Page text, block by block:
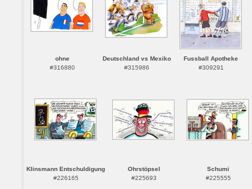
ohne
#316880
Deutschland vs Mexiko
#315986
Fussball Apotheke
#309291
Klinsmann Entschuldigung
#226165
Ohrstöpsel
#225693
Schumi
#225555